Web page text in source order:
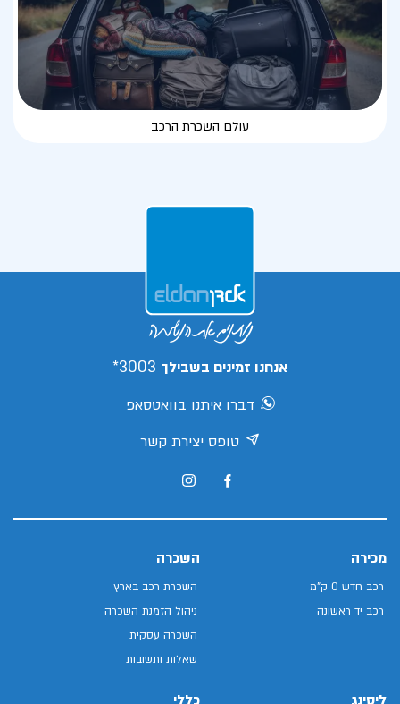
עולם השכרת הרכב
אנחנו זמינים בשבילך 3003*
דברו איתנו בוואטסאפ
טופס יצירת קשר
מכירה
רכב חדש 0 ק"מ
רכב יד ראשונה
השכרה
השכרת רכב בארץ
ניהול הזמנת השכרה
השכרה עסקית
שאלות ותשובות
ליסינג כללי